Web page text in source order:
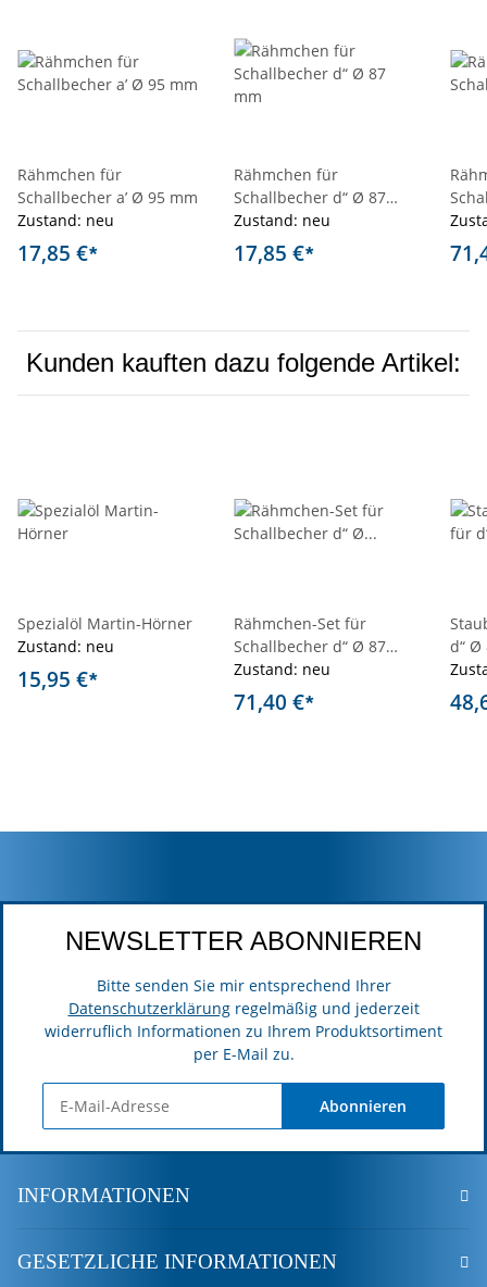
Rähmchen für
Schallbecher a’ Ø 95 mm
Zustand: neu
17,85 €*
Rähmchen für
Schallbecher d“ Ø 87
mm
Zustand: neu
17,85 €*
mm
Kunden kauften dazu folgende Artikel:
Spezialöl Martin-Hörner
Zustand: neu
15,95 €*
Rähmchen-Set für
Schallbecher d“ Ø 87
mm und a’ Ø 95 mm
Zustand: neu
71,40 €*
d“ Ø
mm
NEWSLETTER ABONNIEREN
Bitte senden Sie mir entsprechend Ihrer
Datenschutzerklärungregelmäßig und jederzeit
widerruflich Informationen zu Ihrem Produktsortiment
per E-Mail zu.
Abonnieren
INFORMATIONEN
GESETZLICHE INFORMATIONEN